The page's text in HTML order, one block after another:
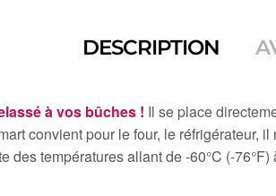
DESCRIPTION
à vos bûches ! Il se place
convient pour le four, le réfrigérateur,
des températures allant de -60°C (-76°F)